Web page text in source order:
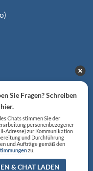
Sie Fragen? Schreiben
Chats stimmen Sie der
personenbezogener
Adresse) zur Kommunikation
und Durchführung
und Aufträge gemäß den
zu.
& CHAT LADEN